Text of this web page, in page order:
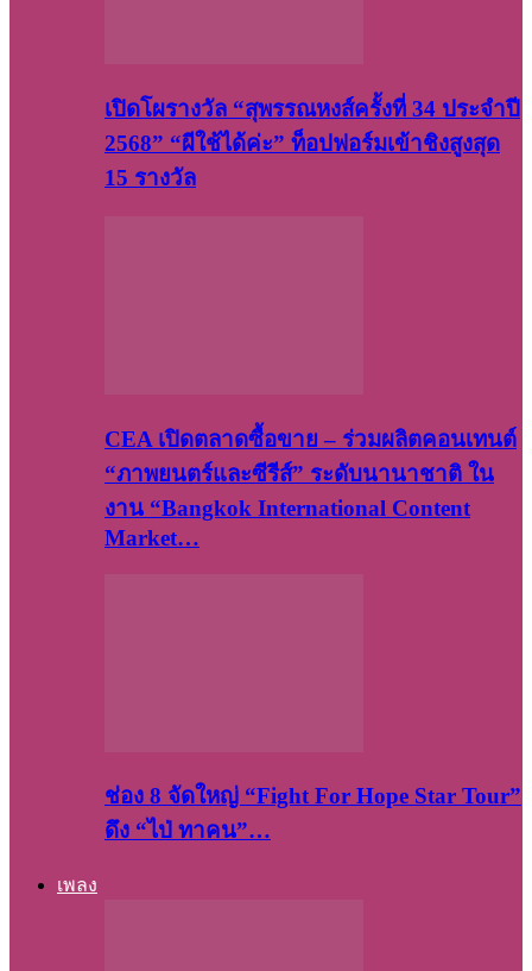
เปิดโผรางวัล “สุพรรณหงส์ครั้งที่ 34 ประจำปี
2568” “ผีใช้ได้ค่ะ” ท็อปฟอร์มเข้าชิงสูงสุด
15 รางวัล
CEA เปิดตลาดซื้อขาย – ร่วมผลิตคอนเทนต์
“ภาพยนตร์และซีรีส์” ระดับนานาชาติ ใน
งาน “Bangkok International Content
Market…
ช่อง 8 จัดใหญ่ “Fight For Hope Star Tour”
ดึง “ไป่ ทาคน”…
เพลง